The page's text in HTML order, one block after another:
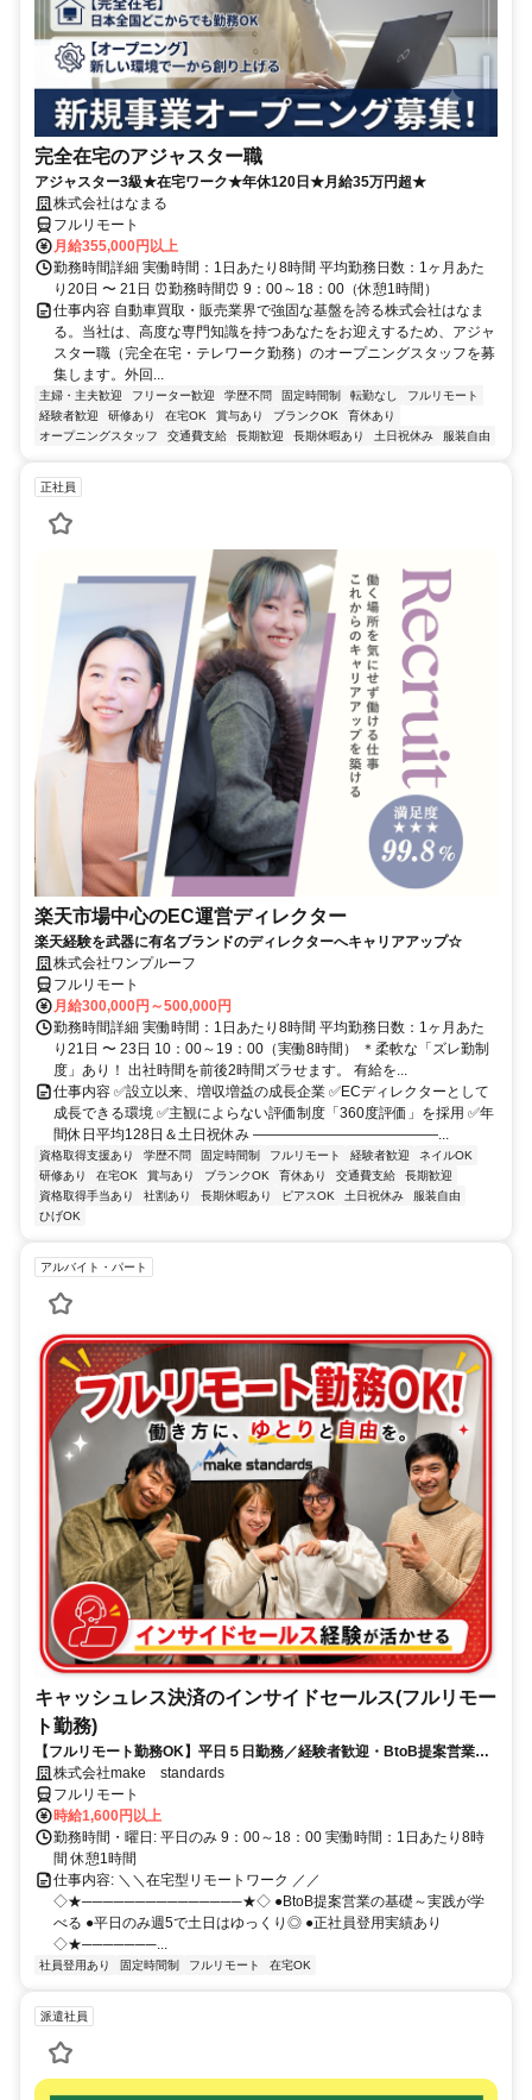
完全在宅のアジャスター職
アジャスター3級★在宅ワーク★年休120日★月給35万円超★
株式会社はなまる
フルリモート
月給355,000円以上
勤務時間詳細 実働時間：1日あたり8時間 平均勤務日数：1ヶ月あた
り20日 〜 21日 ⏰勤務時間⏰ 9：00～18：00（休憩1時間）
仕事内容 自動車買取・販売業界で強固な基盤を誇る株式会社はなま
る。当社は、高度な専門知識を持つあなたをお迎えするため、アジャ
スター職（完全在宅・テレワーク勤務）のオープニングスタッフを募
集します。外回...
主婦・主夫歓迎 フリーター歓迎 学歴不問 固定時間制 転勤なし
フルリモート
経験者歓迎
研修あり 在宅OK 賞与あり ブランクOK
育休あり
オープニングスタッフ
交通費支給 長期歓迎 長期休暇あり 土日祝休み 服装自由
正社員
楽天市場中心のEC運営ディレクター
楽天経験を武器に有名ブランドのディレクターへキャリアアップ☆
株式会社ワンプルーフ
フルリモート
月給300,000円～500,000円
勤務時間詳細 実働時間：1日あたり8時間 平均勤務日数：1ヶ月あた
り21日 〜 23日 10：00～19：00（実働8時間） ＊柔軟な「ズレ勤制
度」あり！ 出社時間を前後2時間ズラせます。 有給を...
仕事内容 ✅設立以来、増収増益の成長企業 ✅ECディレクターとして
成長できる環境 ✅主観によらない評価制度「360度評価」を採用 ✅年
間休日平均128日＆土日祝休み ―――――――――――――...
資格取得支援あり 学歴不問 固定時間制 フルリモート 経験者歓迎
ネイルOK
研修あり
在宅OK 賞与あり ブランクOK 育休あり 交通費支給
長期歓迎
資格取得手当あり
社割あり 長期休暇あり ピアスOK 土日祝休み
服装自由
ひげOK
アルバイト・パート
キャッシュレス決済のインサイドセールス(フルリモー
ト勤務)
【フルリモート勤務OK】平日５日勤務／経験者歓迎・BtoB提案営業で
スキルアップ
株式会社make standards
フルリモート
時給1,600円以上
勤務時間・曜日: 平日のみ 9：00～18：00 実働時間：1日あたり8時
間 休憩1時間
仕事内容: ＼＼在宅型リモートワーク ／／
◇★───────────────★◇ ●BtoB提案営業の基礎～実践が学
べる ●平日のみ週5で土日はゆっくり◎ ●正社員登用実績あり
◇★───────...
社員登用あり 固定時間制 フルリモート 在宅OK
派遣社員